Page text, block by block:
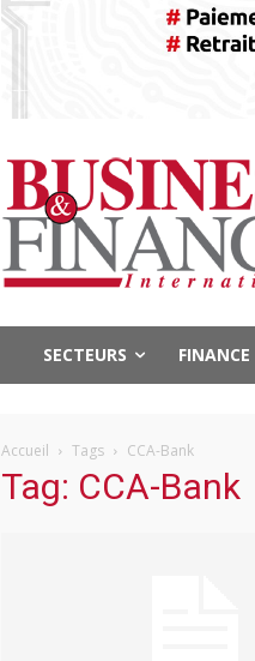
SECTEURS FINANCE
Accueil Tags CCA-Bank
Tag: CCA-Bank